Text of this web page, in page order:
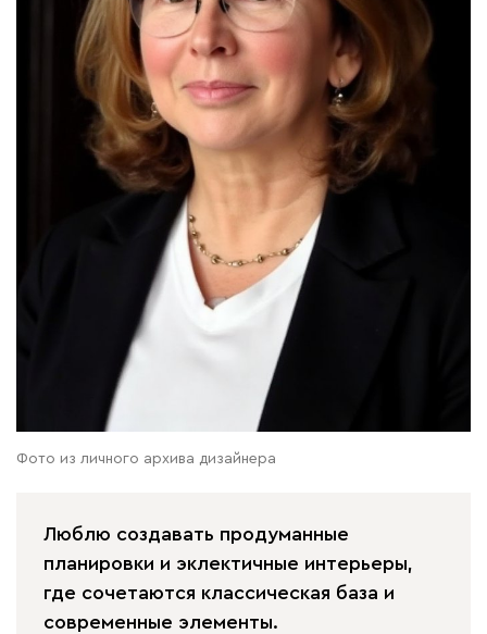
Фото из личного архива дизайнера
Люблю создавать продуманные
планировки и эклектичные интерьеры,
где сочетаются классическая база и
современные элементы.